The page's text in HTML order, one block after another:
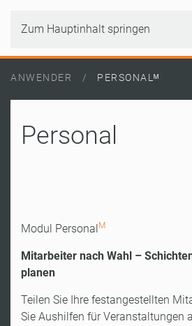
Zum Hauptinhalt springen
ANWENDER PERSONALᴹ
Personal
Modul PersonalM
Mitarbeiter nach Wahl –
planen
Teilen Sie Ihre festangestellten
Sie Aushilfen für Veranstaltungen